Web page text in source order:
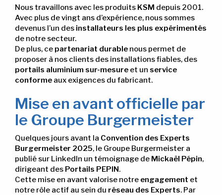
Nous travaillons avec les produits KSM depuis 2001.
Avec plus de vingt ans d’expérience, nous sommes
devenus l’un des installateurs les plus expérimentés
de notre secteur.
De plus, ce partenariat durable nous permet de
proposer à nos clients des installations fiables, des
portails aluminium sur-mesure et un service
conforme aux exigences du fabricant.
Mise en avant officielle par
le Groupe Burgermeister
Quelques jours avant la Convention des Experts
Burgermeister 2025, le Groupe Burgermeister a
publié sur LinkedIn un témoignage de Mickaël Pépin,
dirigeant des Portails PEPIN.
Cette mise en avant valorise notre engagement et
notre rôle actif au sein du réseau des Experts. Par